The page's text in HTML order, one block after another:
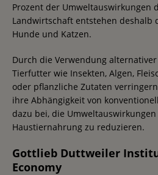
Prozent der Umweltauswirkungen
Landwirtschaft entstehen deshalb
Hunde und Katzen.
Durch die Verwendung
Tierfutter wie Insekten, Algen,
oder pflanzliche Zutaten
ihre Abhängigkeit von
dazu bei, die
Haustiernahrung zu reduzieren.
Gottlieb Duttweiler
Economy